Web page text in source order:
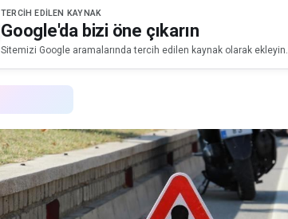
TERCIH EDILEN KAYNAK
Google'da bizi öne çıkarın
Sitemizi Google aramalarında tercih edilen kaynak olarak ekleyin.